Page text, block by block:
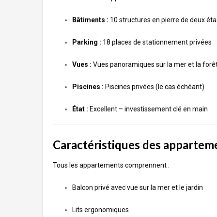
Bâtiments : 10 structures en pierre de deux
Parking : 18 places de stationnement privées
Vues : Vues panoramiques sur la mer et la
Piscines : Piscines privées (le cas échéant)
État : Excellent – investissement clé en main
Caractéristiques des
Tous les appartements comprennent :
Balcon privé avec vue sur la mer et le jardin
Lits ergonomiques